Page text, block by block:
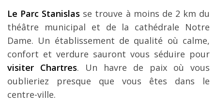
Le Parc Stanislas se trouve à moins de 2 km du
théâtre municipal et de la cathédrale Notre
Dame. Un établissement de qualité où calme,
confort et verdure sauront vous séduire pour
visiter Chartres. Un havre de paix où vous
oublieriez presque que vous êtes dans le
centre-ville.